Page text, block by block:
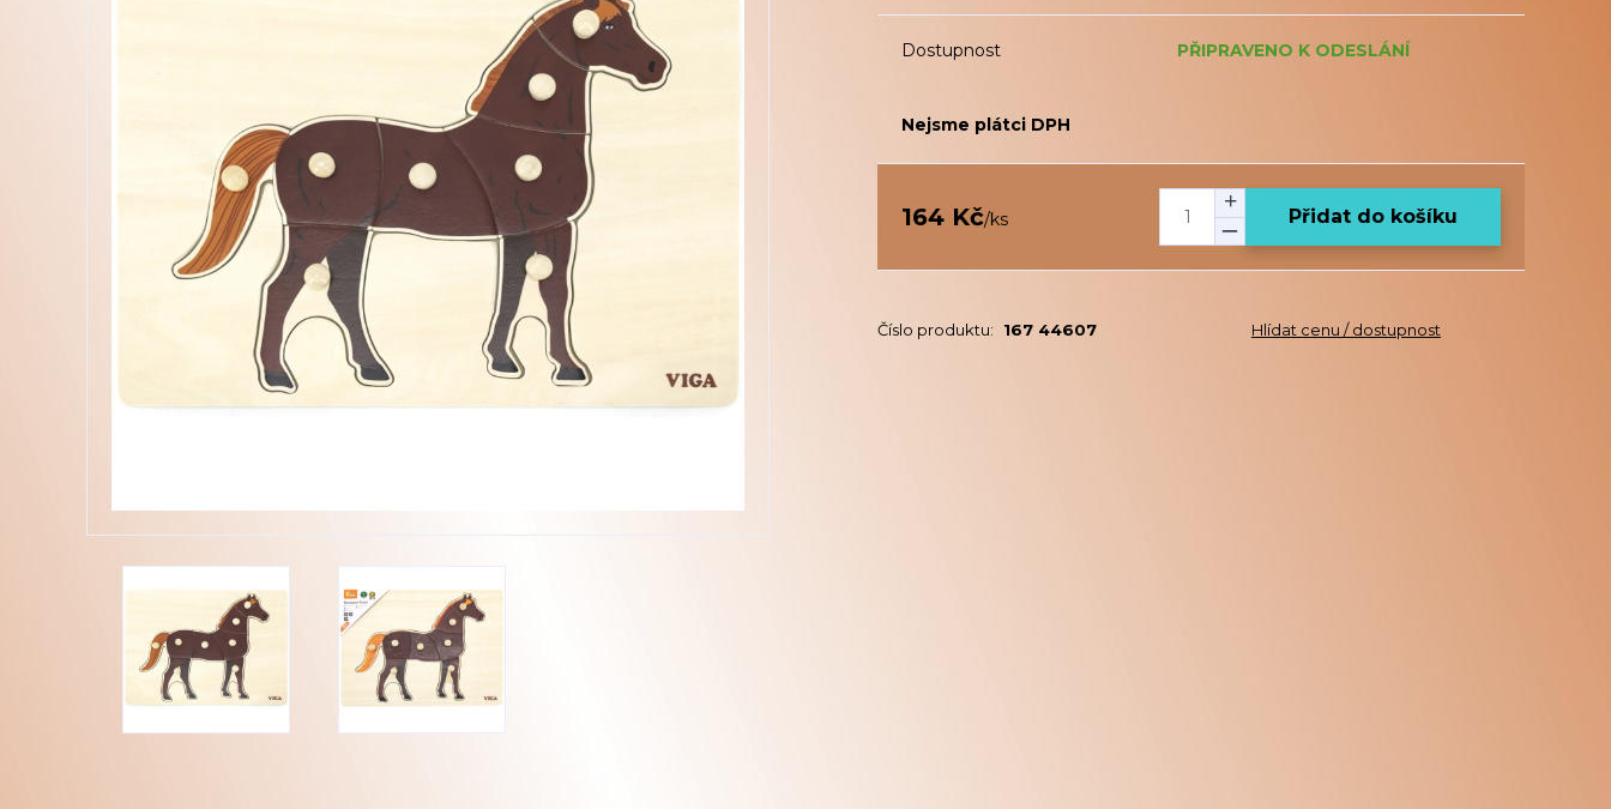
Dostupnost PŘIPRAVENO K ODESLÁNÍ
Nejsme plátci DPH
164 Kč/ks Přidat do košíku
Číslo produktu: 167 44607 Hlídat cenu / dostupnost